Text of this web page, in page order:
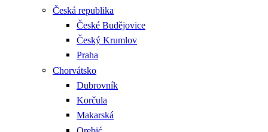
Česká republika
České Budějovice
Český Krumlov
Praha
Chorvátsko
Dubrovník
Korčula
Makarská